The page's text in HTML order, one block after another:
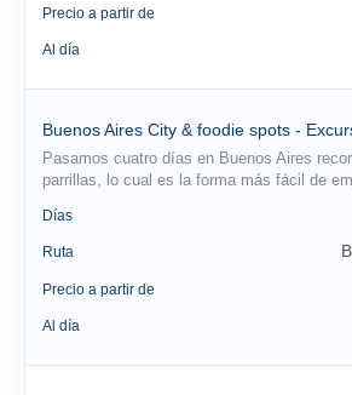
Precio a partir de
Al día
Buenos Aires City & foodie spots -
Pasamos cuatro días en Buenos Aires
parrillas, lo cual es la forma más fácil de
Días
Ruta
Precio a partir de
Al día